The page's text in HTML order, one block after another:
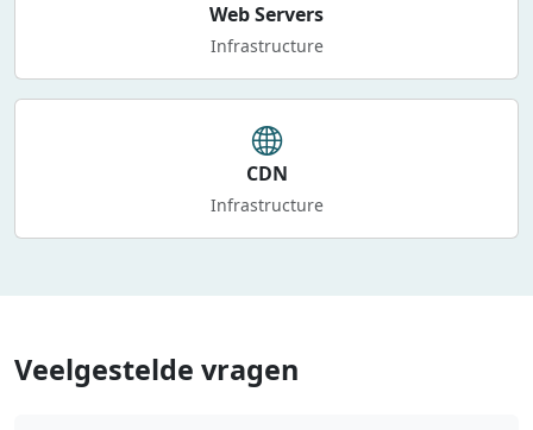
Web Servers
Infrastructure
CDN
Infrastructure
Veelgestelde vragen